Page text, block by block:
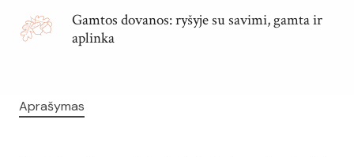
Gamtos dovanos: ryšyje su savimi, gamta ir
aplinka
Aprašymas